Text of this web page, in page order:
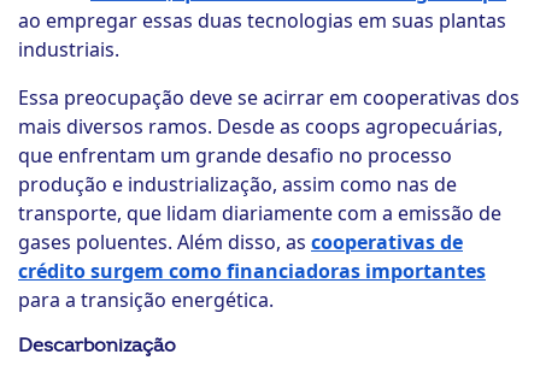
ao empregar essas duas tecnologias em suas plantas
industriais.
Essa preocupação deve se acirrar em cooperativas dos
mais diversos ramos. Desde as coops agropecuárias,
que enfrentam um grande desafio no processo
produção e industrialização, assim como nas de
transporte, que lidam diariamente com a emissão de
gases poluentes. Além disso, as cooperativas de
crédito surgem como financiadoras importantes
para a transição energética.
Descarbonização